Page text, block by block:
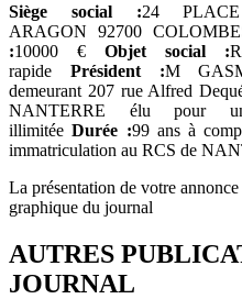
Siège social :24
ARAGON 92700
:10000 € Objet social :
rapide Président :M
demeurant 207 rue Alfred
NANTERRE élu pour
illimitéeDurée :99 ans à
immatriculation au RCS de
La présentation de votre
graphique du journal
AUTRES
JOURNAL